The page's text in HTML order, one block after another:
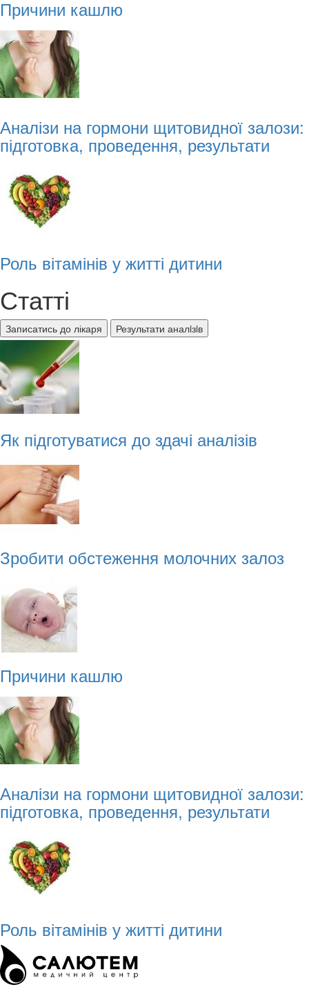
Причини кашлю
Аналізи на гормони щитовидної залози:
підготовка, проведення, результати
Роль вітамінів у житті дитини
Статті
Записатись до лікаря Результати аналiзiв
Як підготуватися до здачі аналізів
Зробити обстеження молочних залоз
Причини кашлю
Аналізи на гормони щитовидної залози:
підготовка, проведення, результати
Роль вітамінів у житті дитини